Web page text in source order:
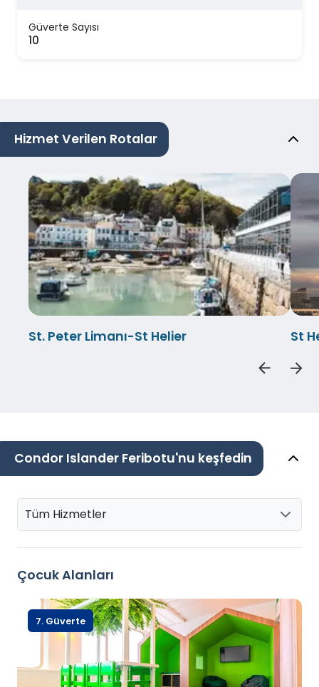
Güverte Sayısı
10
Hizmet Verilen Rotalar
St. Peter Limanı-St Helier St
Condor Islander Feribotu'nu keşfedin
Tüm Hizmetler
Çocuk Alanları
7. Güverte